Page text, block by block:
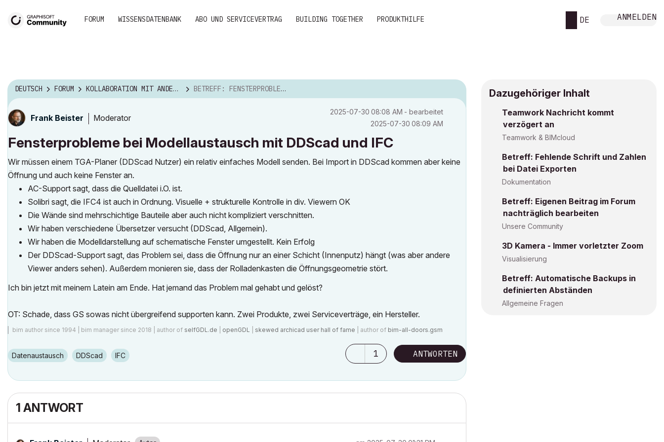
FORUM WISSENSDATENBANK ABO UND SERVICEVERTRAG BUILDING TOGETHER PRODUKTHILFE DE ANMELDEN
DEUTSCH FORUM KOLLABORATION MIT ANDERER SOFTWARE BETREFF: FENSTERPROBLEME BEI MODELLAUSTAUSCH MIT D...
Frank Beister Moderator
‎2025-07-30 08:08 AM - bearbeitet
‎2025-07-30 08:09 AM
Fensterprobleme bei Modellaustausch mit DDScad und IFC
Wir müssen einem TGA-Planer (DDScad Nutzer) ein relativ einfaches Modell senden. Bei Import in DDScad kommen aber keine
Öffnung und auch keine Fenster an.
AC-Support sagt, dass die Quelldatei i.O. ist.
Solibri sagt, die IFC4 ist auch in Ordnung. Visuelle + strukturelle Kontrolle in div. Viewern OK
Die Wände sind mehrschichtige Bauteile aber auch nicht kompliziert verschnitten.
Wir haben verschiedene Übersetzer versucht (DDScad, Allgemein).
Wir haben die Modelldarstellung auf schematische Fenster umgestellt. Kein Erfolg
Der DDScad-Support sagt, das Problem sei, dass die Öffnung nur an einer Schicht (Innenputz) hängt (was aber andere
Viewer anders sehen). Außerdem monieren sie, dass der Rolladenkasten die Öffnungsgeometrie stört.
Ich bin jetzt mit meinem Latein am Ende. Hat jemand das Problem mal gehabt und gelöst?
OT: Schade, dass GS sowas nicht übergreifend supporten kann. Zwei Produkte, zwei Serviceverträge, ein Hersteller.
bim author since 1994 | bim manager since 2018 | author of selfGDL.de openGDL skewed archicad user hall of fame | author of bim-all-doors.gsm
Datenaustausch DDScad IFC 1 ANTWORTEN
1 ANTWORT
Dazugehöriger Inhalt
Teamwork Nachricht kommt
verzögert an
Teamwork & BIMcloud
Betreff: Fehlende Schrift und Zahlen
bei Datei Exporten
Dokumentation
Betreff: Eigenen Beitrag im Forum
nachträglich bearbeiten
Unsere Community
3D Kamera - Immer vorletzter Zoom
Visualisierung
Betreff: Automatische Backups in
definierten Abständen
Allgemeine Fragen